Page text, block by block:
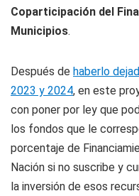
Coparticipación del
Municipios.
Después de haberlo
2023 y 2024, en este
con poner por ley que
los fondos que le
porcentaje de
Nación si no suscribe y
la inversión de esos